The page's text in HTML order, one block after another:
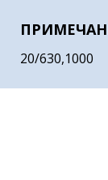
20/630,1000